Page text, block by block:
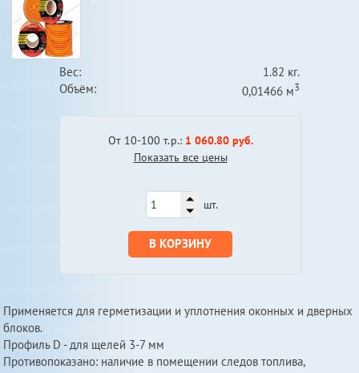
Вес:
1.82 кг.
Объём:
0,01466 м3
От 10-100 т.р.: 1 060.80 руб.
Показать все цены
шт.
В КОРЗИНУ
Применяется для герметизации и уплотнения оконных и дверных
блоков.
Профиль D - для щелей 3-7 мм
Противопоказано: наличие в помещении следов топлива,